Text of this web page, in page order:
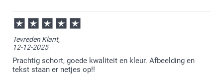
01-05-2026
14:19
Bedankt voor je review. Fijn dat je blij bent met je
ontvangen schort. Heel veel plezier er van!
Tevreden Klant,
12-12-2025
Prachtig schort, goede kwaliteit en kleur. Afbeelding en
tekst staan er netjes op!!